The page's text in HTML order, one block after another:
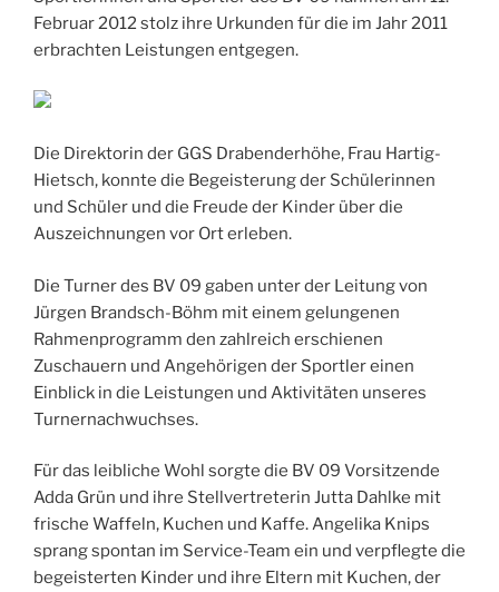
Februar 2012 stolz ihre Urkunden für die im Jahr 2011
erbrachten Leistungen entgegen.
Die Direktorin der GGS Drabenderhöhe, Frau Hartig-
Hietsch, konnte die Begeisterung der Schülerinnen
und Schüler und die Freude der Kinder über die
Auszeichnungen vor Ort erleben.
Die Turner des BV 09 gaben unter der Leitung von
Jürgen Brandsch-Böhm mit einem gelungenen
Rahmenprogramm den zahlreich erschienen
Zuschauern und Angehörigen der Sportler einen
Einblick in die Leistungen und Aktivitäten unseres
Turnernachwuchses.
Für das leibliche Wohl sorgte die BV 09 Vorsitzende
Adda Grün und ihre Stellvertreterin Jutta Dahlke mit
frische Waffeln, Kuchen und Kaffe. Angelika Knips
sprang spontan im Service-Team ein und verpflegte die
begeisterten Kinder und ihre Eltern mit Kuchen, der